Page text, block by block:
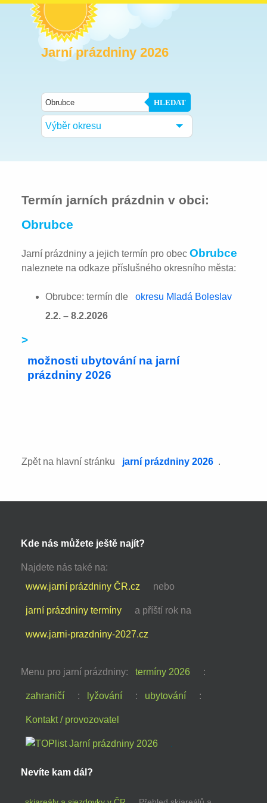
Jarní prázdniny 2026
HLEDAT
Výběr okresu
Termín jarních prázdnin v obci:
Obrubce
Jarní prázdniny a jejich termín pro obecObrubce
naleznete na odkaze příslušného okresního města:
Obrubce: termín dle
okresu Mladá Boleslav
2.2. – 8.2.2026
>
možnosti ubytování na jarní
prázdniny 2026
Zpět na hlavní stránku jarní prázdniny 2026 .
Kde nás můžete ještě najít?
Najdete nás také na:
www.jarní prázdniny ČR.cz
nebo
jarní prázdniny termíny a příští rok na
www.jarni-prazdniny-2027.cz
Menu pro jarní prázdniny: termíny 2026 :
zahraničí : lyžování : ubytování :
Kontakt / provozovatel
Nevíte kam dál?